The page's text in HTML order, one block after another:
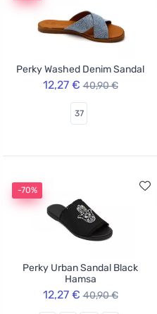
Perky Washed Denim Sandal
12,27 € 40,90 €
37
-70%
Perky Urban Sandal Black
Hamsa
12,27 € 40,90 €